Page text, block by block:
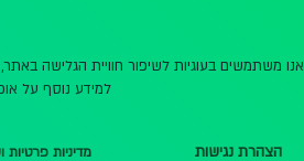
אנו משתמשים בעוגיות לשיפור חוויית הגלישה
למידע נוסף על
מדיניות פרטיות הצהרת נגישות